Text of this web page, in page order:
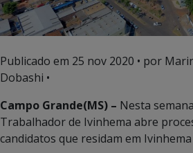
Publicado em 25 nov 2020 • por
Dobashi •
Campo Grande(MS) – Nesta
Trabalhador de Ivinhema abre
candidatos que residam em